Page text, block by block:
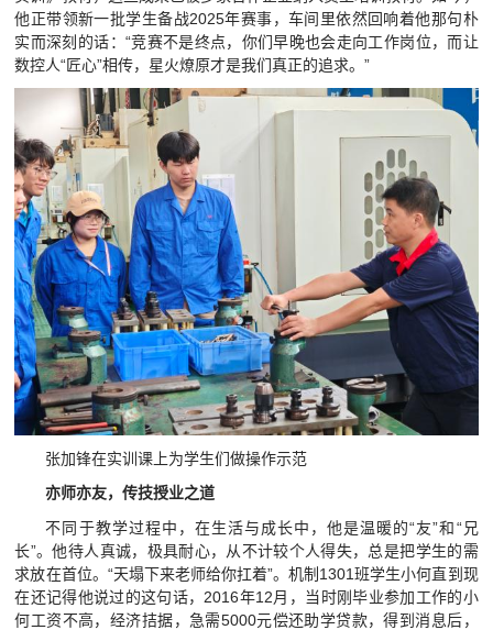
他正带领新一批学生备战2025年赛事，车间里依然回响着他那句朴
实而深刻的话：“竞赛不是终点，你们早晚也会走向工作岗位，而让
数控人“匠心”相传，星火燎原才是我们真正的追求。”
张加锋在实训课上为学生们做操作示范
亦师亦友，传技授业之道
不同于教学过程中，在生活与成长中，他是温暖的“友”和“兄
长”。他待人真诚，极具耐心，从不计较个人得失，总是把学生的需
求放在首位。“天塌下来老师给你扛着”。机制1301班学生小何直到现
在还记得他说过的这句话，2016年12月，当时刚毕业参加工作的小
何工资不高，经济拮据，急需5000元偿还助学贷款，得到消息后，